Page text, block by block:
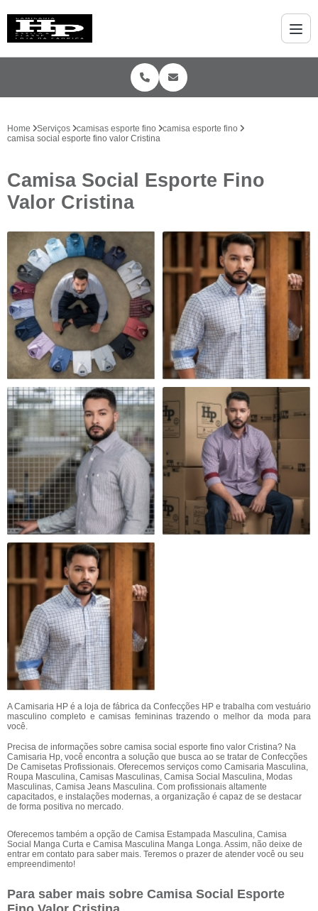
Home Serviços camisas esporte fino
camisa esporte fino
camisa social esporte fino valor Cristina
Camisa Social Esporte Fino
Valor Cristina
A Camisaria HP é a loja de fábrica da Confecções HP e trabalha com vestuário
masculino completo e camisas femininas trazendo o melhor da moda para
você.
Precisa de informações sobre camisa social esporte fino valor Cristina? Na
Camisaria Hp, você encontra a solução que busca ao se tratar de Confecções
De Camisetas Profissionais. Oferecemos serviços como Camisaria Masculina,
Roupa Masculina, Camisas Masculinas, Camisa Social Masculina, Modas
Masculinas, Camisa Jeans Masculina. Com profissionais altamente
capacitados, e instalações modernas, a organização é capaz de se destacar
de forma positiva no mercado.
Oferecemos também a opção de Camisa Estampada Masculina, Camisa
Social Manga Curta e Camisa Masculina Manga Longa. Assim, não deixe de
entrar em contato para saber mais. Teremos o prazer de atender você ou seu
empreendimento!
Para saber mais sobre Camisa Social Esporte